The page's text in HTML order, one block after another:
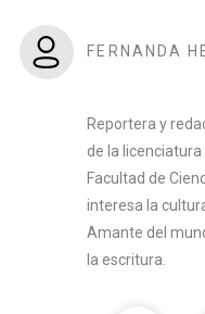
FERNANDA
Reportera y
de la
Facultad de
interesa la
Amante del
la escritura.